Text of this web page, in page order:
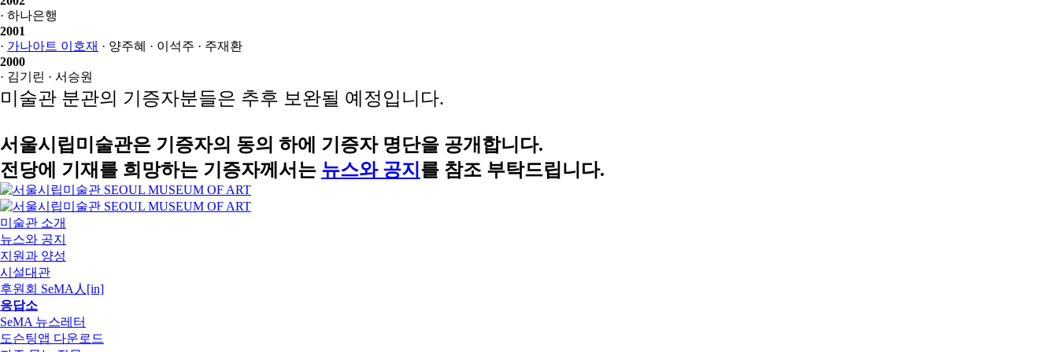
· 하나은행
2001
· 가나아트 이호재 · 양주혜 · 이석주 · 주재환
2000
· 김기린 · 서승원
미술관 분관의 기증자분들은 추후 보완될 예정입니다.
서울시립미술관은 기증자의 동의 하에 기증자 명단을 공개합니다.
전당에 기재를 희망하는 기증자께서는 뉴스와 공지 를 참조 부탁드립니다.
미술관 소개
뉴스와 공지
지원과 양성
시설대관
후원회 SeMA人[in]
응답소
SeMA 뉴스레터
도슨팅앱 다운로드